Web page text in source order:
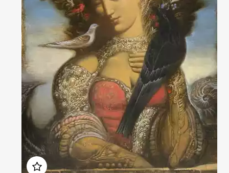
Домен: rakovgallery.ru